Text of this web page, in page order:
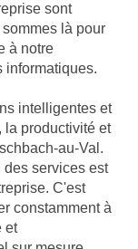
sont
là pour
à notre
informatiques.
intelligentes et
la productivité et
au-Val.
services est
C'est
constamment à
et